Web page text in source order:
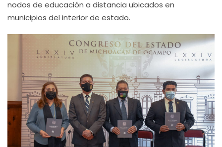
nodos de educación a distancia ubicados en
municipios del interior de estado.